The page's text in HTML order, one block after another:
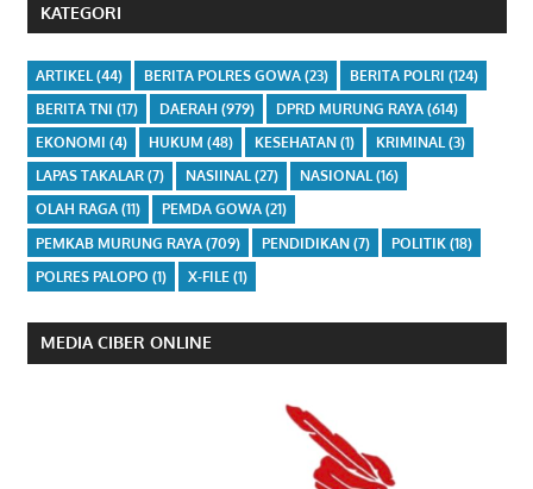
KATEGORI
ARTIKEL (44) BERITA POLRES GOWA(23) BERITA POLRI (124)
BERITA TNI (17) DAERAH (979) DPRD MURUNG RAYA(614)
EKONOMI (4) HUKUM (48) KESEHATAN(1) KRIMINAL(3)
LAPAS TAKALAR(7) NASIINAL(27) NASIONAL(16)
OLAH RAGA(11) PEMDA GOWA(21)
PEMKAB MURUNG RAYA(709) PENDIDIKAN(7) POLITIK(18)
POLRES PALOPO (1) X-FILE (1)
MEDIA CIBER ONLINE